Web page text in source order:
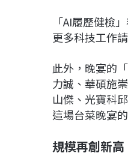
「AI履歷健檢
更多科技工作
此外，晚宴的
力誠、華碩施
山傑、光寶科
這場台菜晚宴
規模再創新